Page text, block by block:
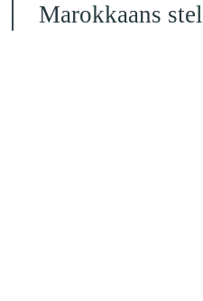
Marokkaans stel